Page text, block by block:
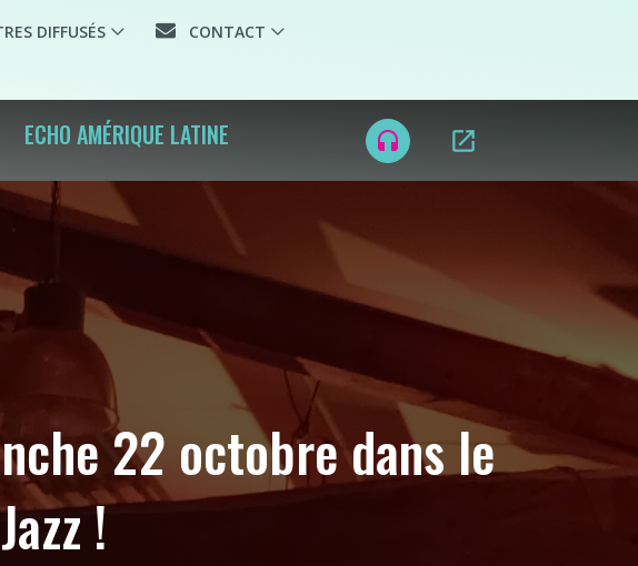
DIFFUSÉS
CONTACT
ECHO AMÉRIQUE LATINE headset open_in_new
22 octobre dans le
!